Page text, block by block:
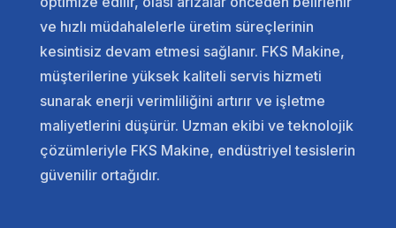
ve hızlı müdahalelerle üretim süreçlerinin
kesintisiz devam etmesi sağlanır. FKS Makine,
müşterilerine yüksek kaliteli servis hizmeti
sunarak enerji verimliliğini artırır ve işletme
maliyetlerini düşürür. Uzman ekibi ve teknolojik
çözümleriyle FKS Makine, endüstriyel tesislerin
güvenilir ortağıdır.